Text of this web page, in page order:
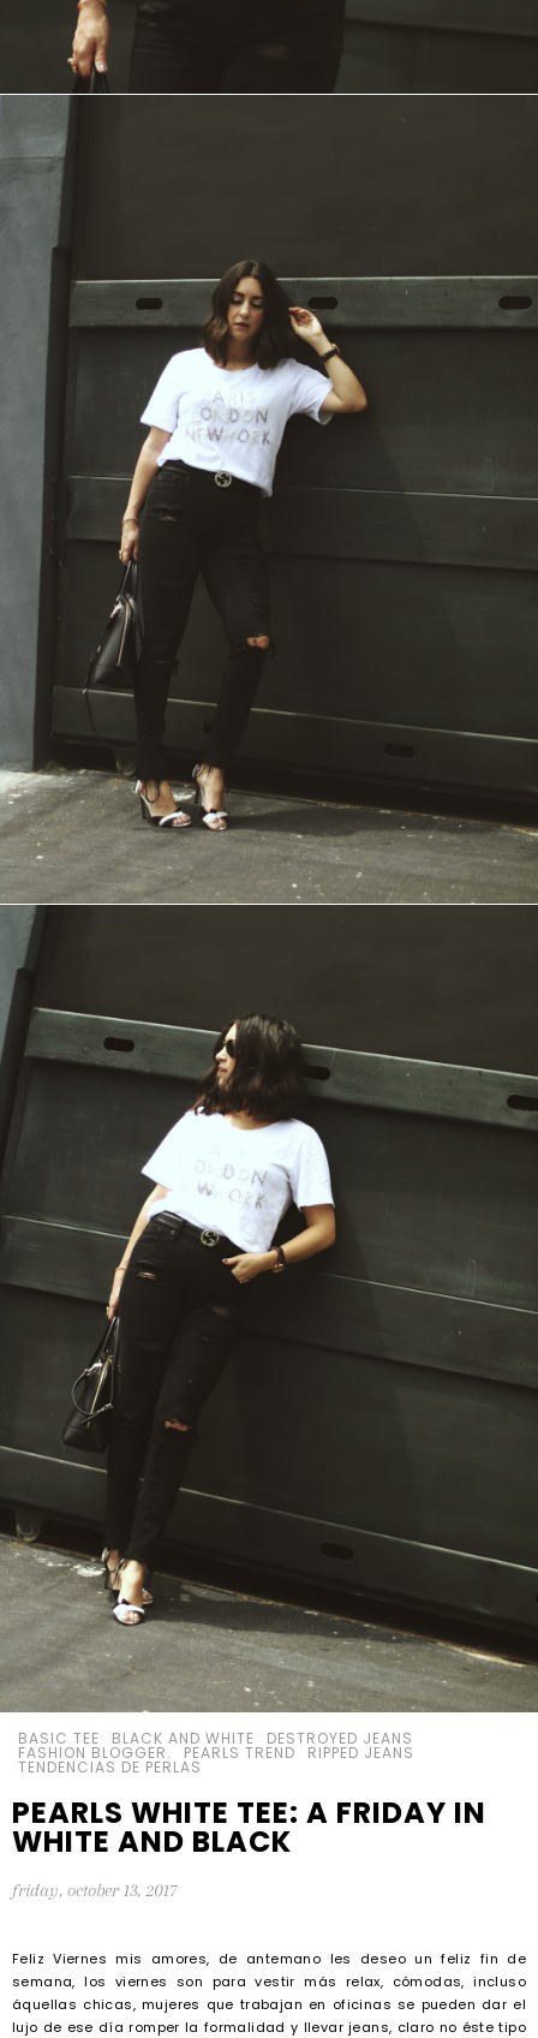
BASIC TEE BLACK AND WHITE DESTROYED JEANS
FASHION BLOGGER. PEARLS TREND RIPPED JEANS
TENDENCIAS DE PERLAS
PEARLS WHITE TEE: A FRIDAY IN
WHITE AND BLACK
friday, october 13, 2017
Feliz Viernes mis amores, de antemano les deseo un feliz fin de
semana, los viernes son para vestir más relax, cómodas, incluso
áquellas chicas, mujeres que trabajan en oficinas se pueden dar el
lujo de ese día romper la formalidad y llevar jeans, claro no éste tipo